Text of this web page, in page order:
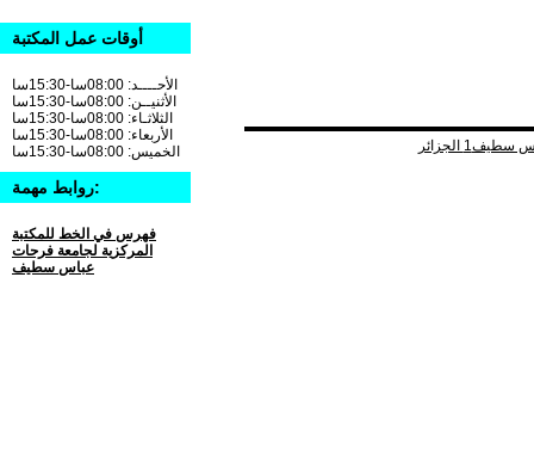
أوقات عمل المكتبة
الأحــــد: 08:00سا-15:30سا
الأثنيــن: 08:00سا-15:30سا
الثلاثـاء: 08:00سا-15:30سا
الأربعاء: 08:00سا-15:30سا
الخميس: 08:00سا-15:30سا
روابط مهمة:
فهرس في الخط للمكتبة
المركزية لجامعة فرحات
عباس سطيف